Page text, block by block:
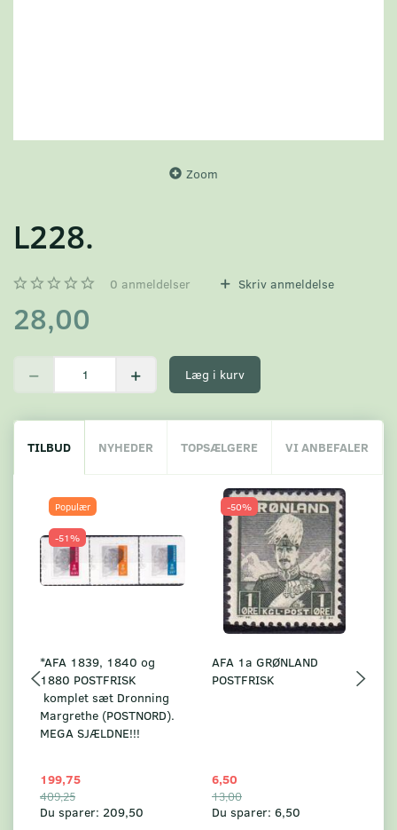
Zoom
L228.
0 anmeldelser Skriv anmeldelse
28,00
Læg i kurv
TILBUD NYHEDER TOPSÆLGERE VI ANBEFALER
Populær
-51%
*AFA 1839, 1840 og
1880 POSTFRISK
komplet sæt Dronning
Margrethe (POSTNORD).
MEGA SJÆLDNE!!!
199,75
409,25
Du sparer: 209,50
-50%
AFA 1a GRØNLAND
POSTFRISK
6,50
13,00
Du sparer: 6,50